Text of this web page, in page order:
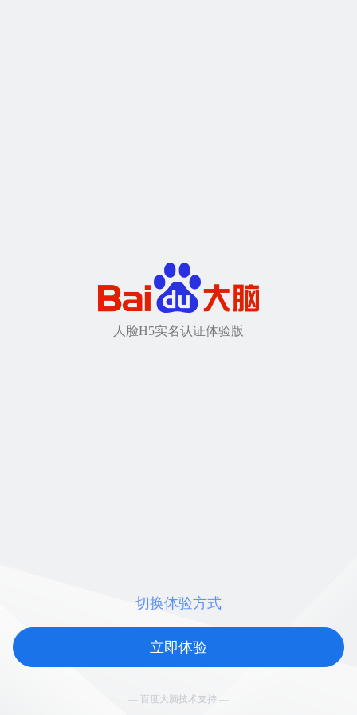
人脸H5实名认证体验版
切换体验方式
立即体验
— 百度大脑技术支持 —